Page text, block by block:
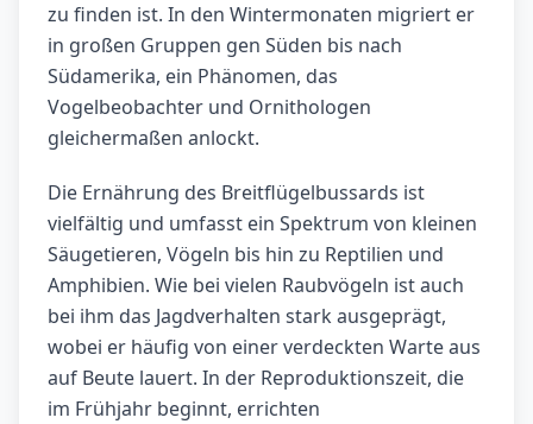
zu finden ist. In den Wintermonaten migriert er
in großen Gruppen gen Süden bis nach
Südamerika, ein Phänomen, das
Vogelbeobachter und Ornithologen
gleichermaßen anlockt.
Die Ernährung des Breitflügelbussards ist
vielfältig und umfasst ein Spektrum von kleinen
Säugetieren, Vögeln bis hin zu Reptilien und
Amphibien. Wie bei vielen Raubvögeln ist auch
bei ihm das Jagdverhalten stark ausgeprägt,
wobei er häufig von einer verdeckten Warte aus
auf Beute lauert. In der Reproduktionszeit, die
im Frühjahr beginnt, errichten